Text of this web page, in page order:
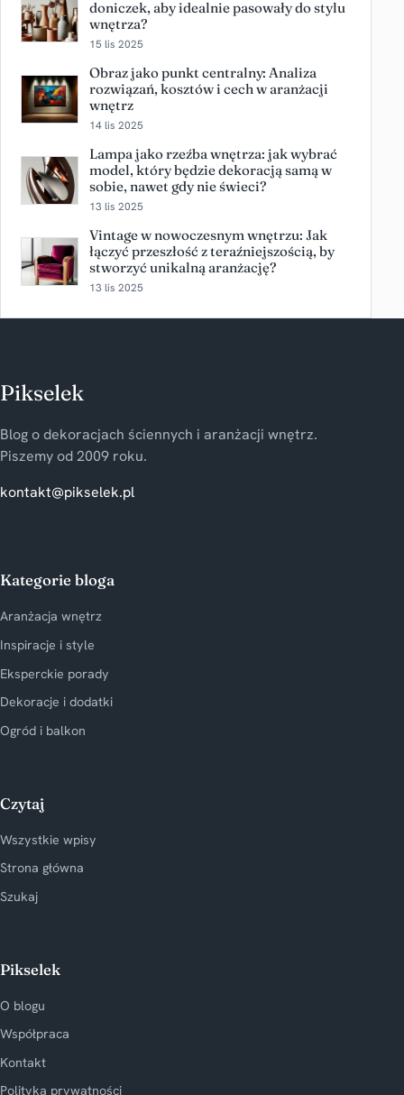
doniczek, aby idealnie pasowały do stylu
wnętrza?
15 lis 2025
Obraz jako punkt centralny: Analiza
rozwiązań, kosztów i cech w aranżacji
wnętrz
14 lis 2025
Lampa jako rzeźba wnętrza: jak wybrać
model, który będzie dekoracją samą w
sobie, nawet gdy nie świeci?
13 lis 2025
Vintage w nowoczesnym wnętrzu: Jak
łączyć przeszłość z teraźniejszością, by
stworzyć unikalną aranżację?
13 lis 2025
Pikselek
Blog o dekoracjach ściennych i aranżacji wnętrz.
Piszemy od 2009 roku.
kontakt@pikselek.pl
Kategorie bloga
Aranżacja wnętrz
Inspiracje i style
Eksperckie porady
Dekoracje i dodatki
Ogród i balkon
Czytaj
Wszystkie wpisy
Strona główna
Szukaj
Pikselek
O blogu
Współpraca
Kontakt
Polityka prywatności